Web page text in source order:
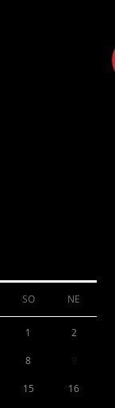
SO NE
1 2
8
15 16